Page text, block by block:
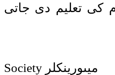
کی تعلیم دی جاتی
اس کالج میںورینکلرSociety